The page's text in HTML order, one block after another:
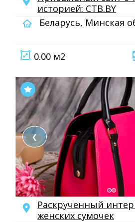
историей: CTB.BY
Беларусь, Минская
0.00 м2
❮
Раскрученный
женских сумочек